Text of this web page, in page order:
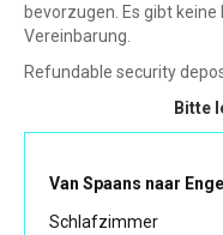
bevorzugen. Es gibt
Vereinbarung.
Refundable security
Bitte
Van Spaans naar
Schlafzimmer